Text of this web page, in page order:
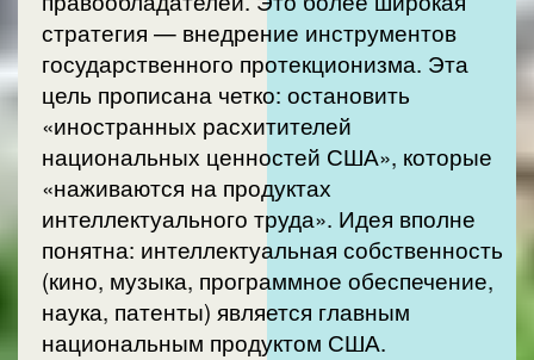
стратегия — внедрение инструментов
государственного протекционизма. Эта
цель прописана четко: остановить
«иностранных расхитителей
национальных ценностей США», которые
«наживаются на продуктах
интеллектуального труда». Идея вполне
понятна: интеллектуальная собственность
(кино, музыка, программное обеспечение,
наука, патенты) является главным
национальным продуктом США.